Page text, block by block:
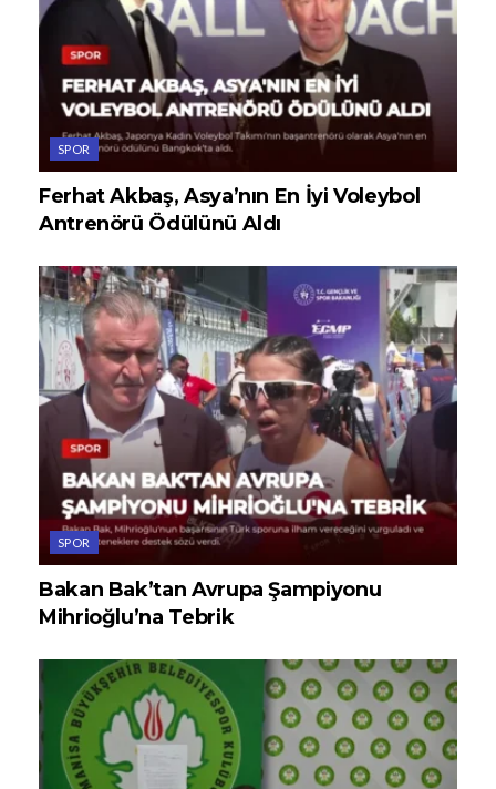
SPOR
Ferhat Akbaş, Asya’nın En İyi Voleybol
Antrenörü Ödülünü Aldı
SPOR
Bakan Bak’tan Avrupa Şampiyonu
Mihrioğlu’na Tebrik